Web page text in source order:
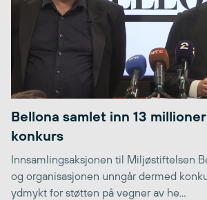
Bellona samlet inn 13
konkurs
Innsamlingsaksjonen til Miljøstiftelsen
og organisasjonen unngår dermed
ydmykt for støtten på vegner av he...